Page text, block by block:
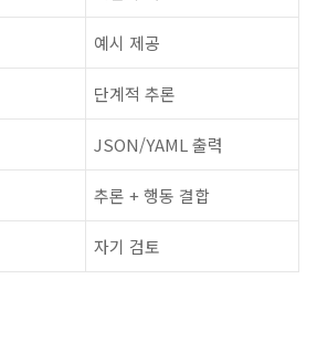
예시 제공
단계적 추론
JSON/YAML 출력
추론 + 행동 결합
자기 검토